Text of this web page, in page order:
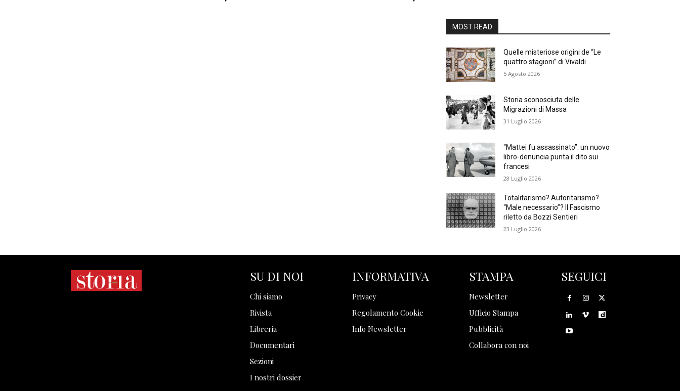
MOST READ
Quelle misteriose origini de “Le
quattro stagioni” di Vivaldi
5 Agosto 2026
Storia sconosciuta delle
Migrazioni di Massa
31 Luglio 2026
“Mattei fu assassinato”: un nuovo
libro-denuncia punta il dito sui
francesi
28 Luglio 2026
Totalitarismo? Autoritarismo?
“Male necessario”? Il Fascismo
riletto da Bozzi Sentieri
23 Luglio 2026
SU DI NOI
Chi siamo
Rivista
Libreria
Documentari
Sezioni
I nostri dossier
INFORMATIVA
Privacy
Regolamento Cookie
Info Newsletter
STAMPA
Newsletter
Ufficio Stampa
Pubblicità
Collabora con noi
SEGUICI